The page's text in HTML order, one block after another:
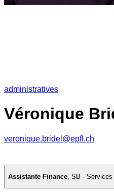
administratives
Véronique
veronique.bridel@epfl.ch
Assistante Finance, SB - Services